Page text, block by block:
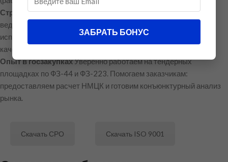
Строгое соответствие нормативамПроизводство и монтаж
ведутся в строгом соответствии с ГОСТ и СНиП. На все
используемые материалы предоставляем сертификаты
качества.
Опыт в госзакупкахУверенно работаем на тендерных
площадках по ФЗ-44 и ФЗ-223. Помогаем заказчикам:
предоставляем расчет НМЦК и готовим конъюнктурный анализ
рынка.
Скачать СРО Скачать ISO 9001
ЗАБРАТЬ БОНУС